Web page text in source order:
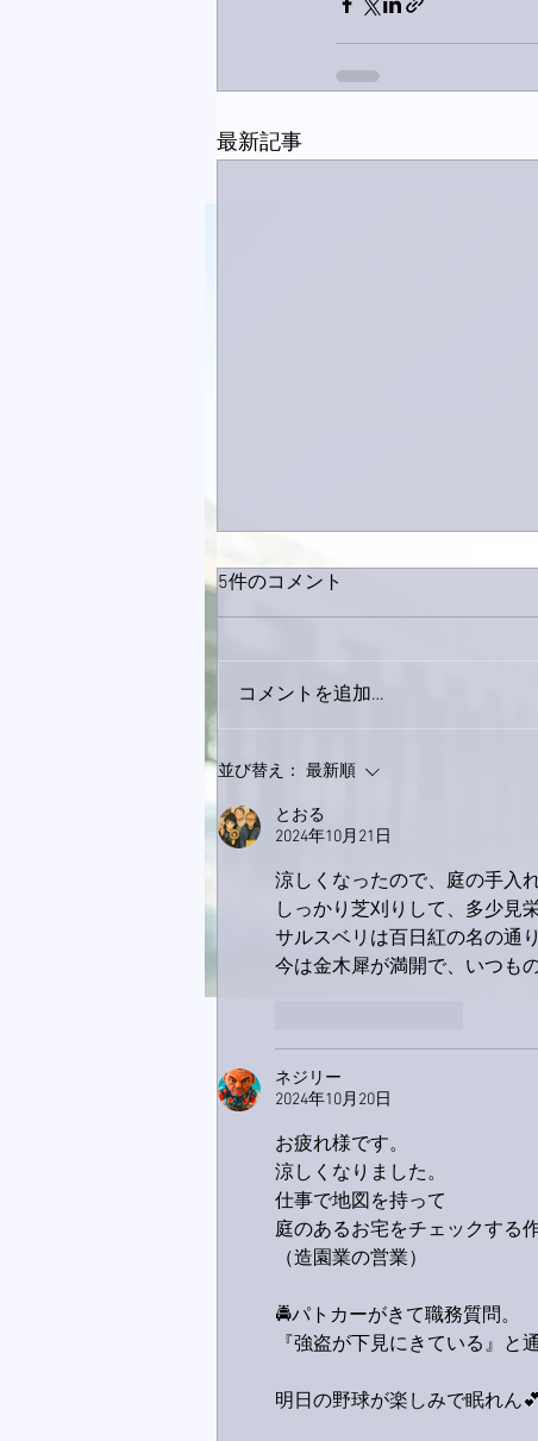
最新記事
家レコーディング無事終了。
5件のコメント
コメントを追加…
並び替え： 最新順
とおる
2024年10月21日
涼しくなったので、庭の手入
しっかり芝刈りして、多少見
サルスベリは百日紅の名の通
今は金木犀が満開で、いつも
ネジリー
2024年10月20日
お疲れ様です。
涼しくなりました。
仕事で地図を持って
庭のあるお宅をチェックする
（造園業の営業）
🚔️パトカーがきて職務質問。
『強盗が下見にきている』と
明日の野球が楽しみで眠れん